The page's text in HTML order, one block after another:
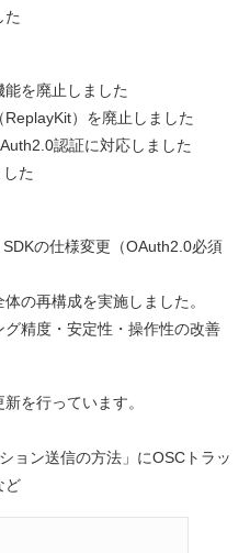
た
を廃止しました
）を廃止しました
認証に対応しました
た
の仕様変更（OAuth2.0必須
の再構成を実施しました。
精度・安定性・操作性の改善
を行っています。
ン送信の方法」にOSCトラッ
ど